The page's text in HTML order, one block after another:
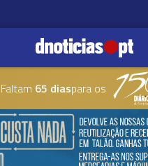
Faltam 65 diaspara os